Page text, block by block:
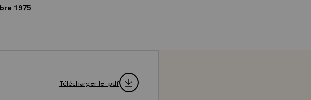
1975
Télécharger le .pdf